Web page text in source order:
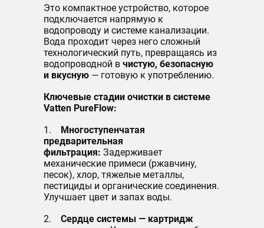
Это компактное устройство, которое
подключается напрямую к
водопроводу и системе канализации.
Вода проходит через него сложный
технологический путь, превращаясь из
водопроводной в чистую, безопасную
и вкусную — готовую к употреблению.
Ключевые стадии очистки в системе
Vatten PureFlow:
1. Многоступенчатая
предварительная
фильтрация: Задерживает
механические примеси (ржавчину,
песок), хлор, тяжелые металлы,
пестициды и органические соединения.
Улучшает цвет и запах воды.
2. Сердце системы — картридж